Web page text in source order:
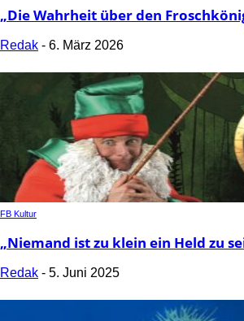
„Die Wahrheit über den
Redak - 6. März 2026
FB Kultur
„Niemand ist zu klein ein Held zu
Redak - 5. Juni 2025